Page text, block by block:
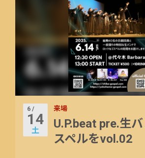
6 /
14
土
来場
U.P.beat pre.生
スペルをvol.02